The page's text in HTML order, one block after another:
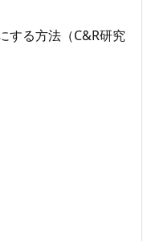
する方法（C&R研究